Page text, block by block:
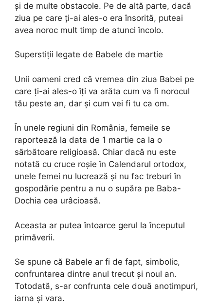
și de multe obstacole. Pe de altă parte, dacă
ziua pe care ți-ai ales-o era însorită, puteai
avea noroc mult timp de atunci încolo.
Superstiții legate de Babele de martie
Unii oameni cred că vremea din ziua Babei pe
care ți-ai ales-o îți va arăta cum va fi norocul
tău peste an, dar și cum vei fi tu ca om.
În unele regiuni din România, femeile se
raportează la data de 1 martie ca la o
sărbătoare religioasă. Chiar dacă nu este
notată cu cruce roșie în Calendarul ortodox,
unele femei nu lucrează și nu fac treburi în
gospodărie pentru a nu o supăra pe Baba-
Dochia cea urâcioasă.
Aceasta ar putea întoarce gerul la începutul
primăverii.
Se spune că Babele ar fi de fapt, simbolic,
confruntarea dintre anul trecut și noul an.
Totodată, s-ar confrunta cele două anotimpuri,
iarna și vara.